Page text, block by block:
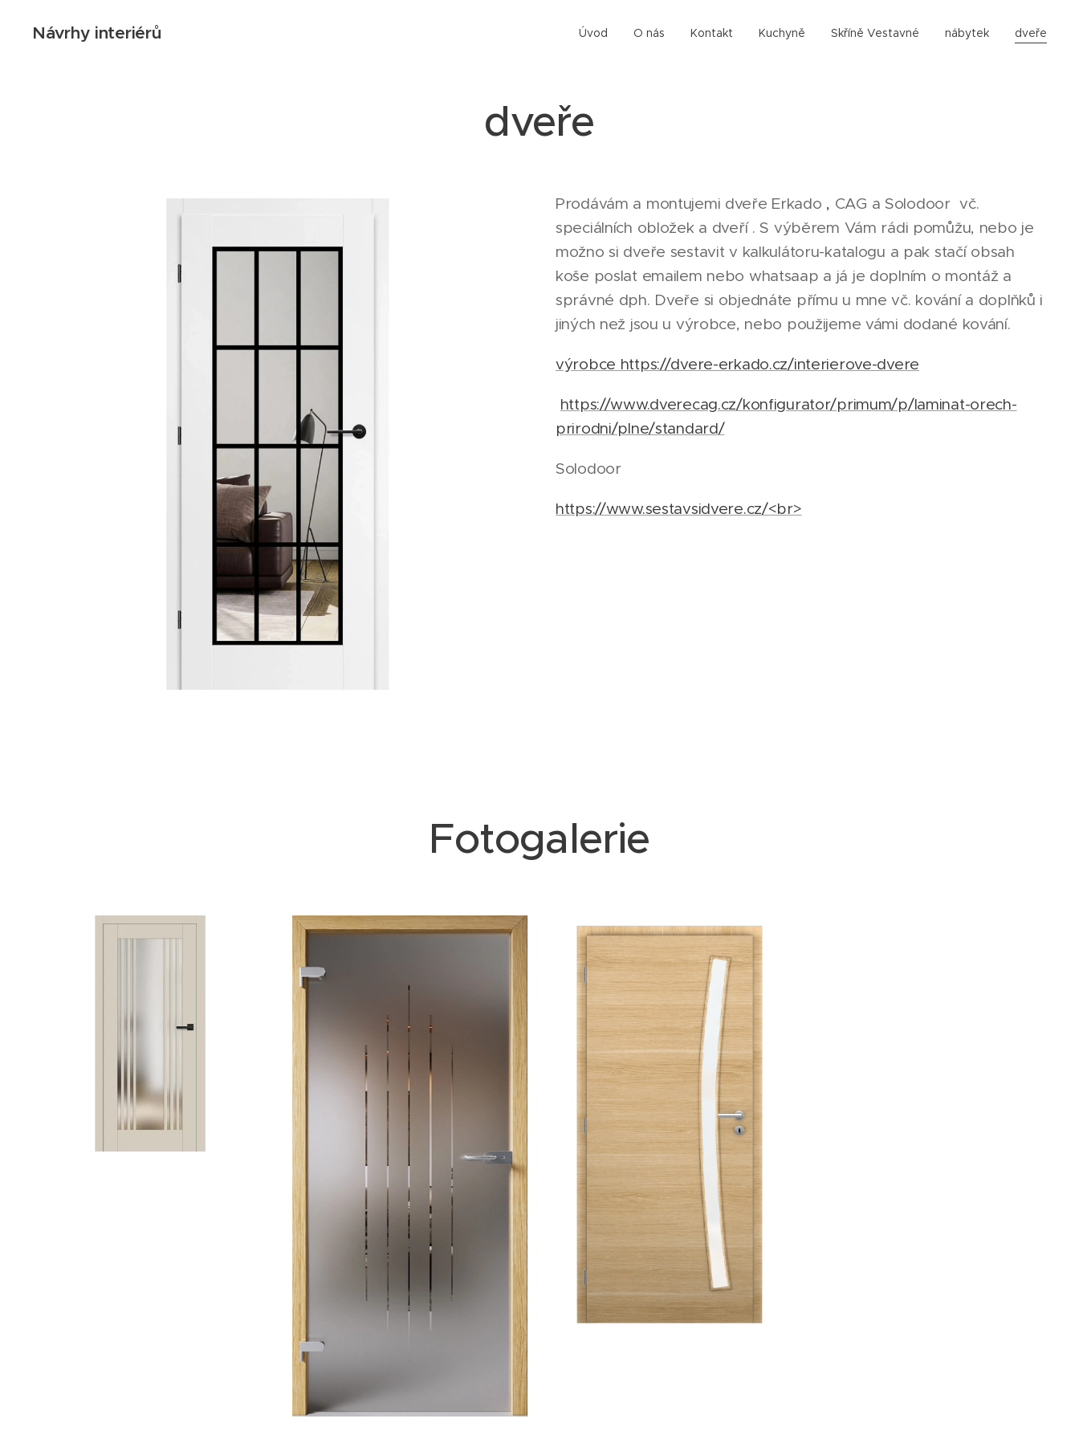
Návrhy interiérů Úvod O nás Kontakt Kuchyně Skříně Vestavné nábytek dveře
dveře
Prodávám a montujemi dveře Erkado , CAG a Solodoor vč.
speciálních obložek a dveří . S výběrem Vám rádi pomůžu, nebo je
možno si dveře sestavit v kalkulátoru-katalogu a pak stačí obsah
koše poslat emailem nebo whatsaap a já je doplním o montáž a
správné dph. Dveře si objednáte přímu u mne vč. kování a doplňků i
jiných než jsou u výrobce, nebo použijeme vámi dodané kování.
výrobce https://dvere-erkado.cz/interierove-dvere
https://www.dverecag.cz/konfigurator/primum/p/laminat-orech-
prirodni/plne/standard/
Solodoor
https://www.sestavsidvere.cz/<br>
Fotogalerie